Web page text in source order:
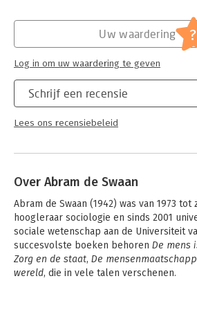
Hoofdrubriek: Mens en
Schrijf een recensie
Lees ons recensiebeleid
Uw waardering ?
Log in om uw waardering te geven
Over Abram de Swaan
Abram de Swaan (1942) was van 1973
hoogleraar sociologie en sinds 2001
sociale wetenschap aan de Universiteit
succesvolste boeken behoren De mens
Zorg en de staat, De
wereld, die in vele talen verschenen.